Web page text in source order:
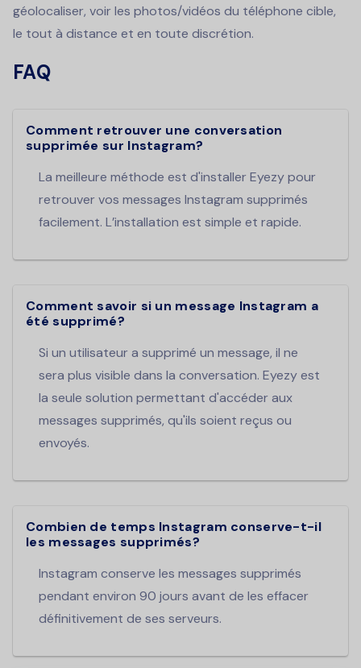
géolocaliser, voir les photos/vidéos du téléphone cible,
le tout à distance et en toute discrétion.
FAQ
Comment retrouver une conversation
supprimée sur Instagram?
La meilleure méthode est d'installer Eyezy pour
retrouver vos messages Instagram supprimés
facilement. L’installation est simple et rapide.
Comment savoir si un message Instagram a
été supprimé?
Si un utilisateur a supprimé un message, il ne
sera plus visible dans la conversation. Eyezy est
la seule solution permettant d'accéder aux
messages supprimés, qu'ils soient reçus ou
envoyés.
Combien de temps Instagram conserve-t-il
les messages supprimés?
Instagram conserve les messages supprimés
pendant environ 90 jours avant de les effacer
définitivement de ses serveurs.